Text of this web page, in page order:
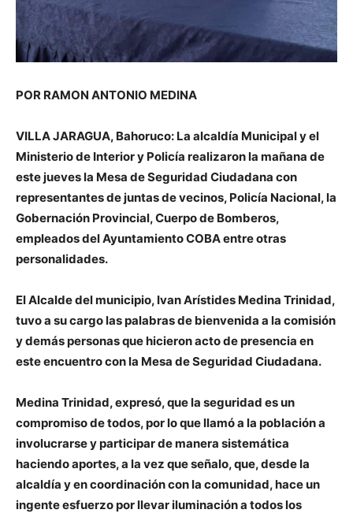
POR RAMON ANTONIO MEDINA
VILLA JARAGUA, Bahoruco: La alcaldía Municipal y el
Ministerio de Interior y Policía realizaron la mañana de
este jueves la Mesa de Seguridad Ciudadana con
representantes de juntas de vecinos, Policía Nacional, la
Gobernación Provincial, Cuerpo de Bomberos,
empleados del Ayuntamiento COBA entre otras
personalidades.
El Alcalde del municipio, Ivan Arístides Medina Trinidad,
tuvo a su cargolas palabras de bienvenida a la comisión
y demás personas que hicieron acto de presencia en
este encuentro con la Mesa de Seguridad Ciudadana.
Medina Trinidad, expresó, que la seguridad es un
compromiso de todos, por lo que llamó a la población a
involucrarse y participar de manera sistemática
haciendo aportes, a la vez que señalo, que, desde la
alcaldía y en coordinación con la comunidad, hace un
ingente esfuerzo por llevar iluminación a todos los